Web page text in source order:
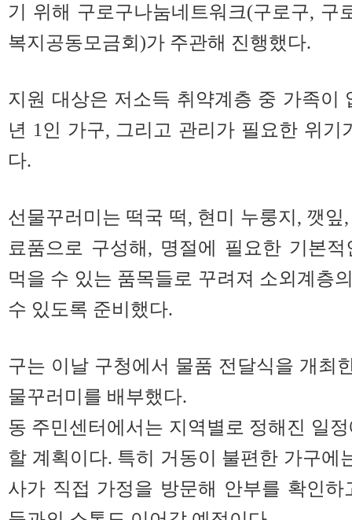
기 위해 구로구나눔네트워크(구로구, 구
복지공동모금회)가 주관해 진행했다.
지원 대상은 저소득 취약계층 중 가족이
년 1인 가구, 그리고 관리가 필요한 위기
다.
선물꾸러미는 떡국 떡, 현미 누룽지, 깻
료품으로 구성해, 명절에 필요한 기본
먹을 수 있는 품목들로 꾸려져 소외계층
수 있도록 준비했다.
구는 이날 구청에서 물품 전달식을 개최
물꾸러미를 배부했다.
동 주민센터에서는 지역별로 정해진 일
할 계획이다. 특히 거동이 불편한 가구에
사가 직접 가정을 방문해 안부를 확인